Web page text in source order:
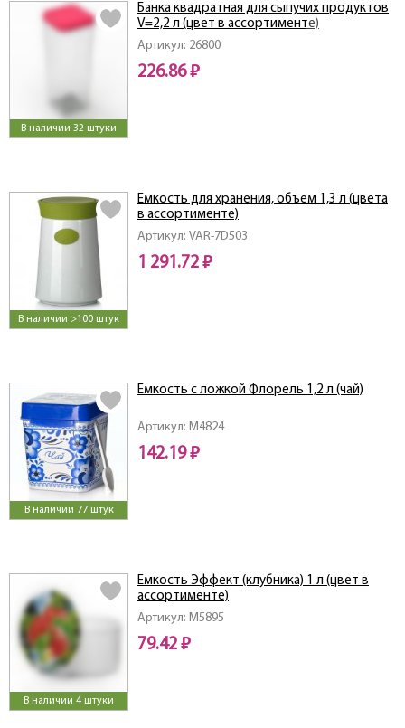
В наличии 32 штуки
Артикул: 26800
Банка квадратная для сыпучих продуктов
V=2,2 л (цвет в ассортименте)
226.86 ₽
В наличии >100 штук
Артикул: VAR-7D503
Емкость для хранения, объем 1,3 л (цвета
в ассортименте)
1 291.72 ₽
В наличии 77 штук
Артикул: M4824
Емкость с ложкой Флорель 1,2 л (чай)
142.19 ₽
В наличии 4 штуки
Артикул: M5895
Емкость Эффект (клубника) 1 л (цвет в
ассортименте)
79.42 ₽